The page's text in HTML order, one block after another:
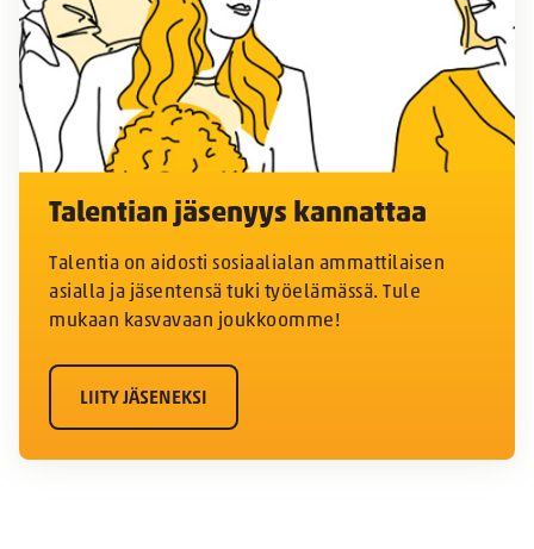
Talentian jäsenyys kannattaa
Talentia on aidosti sosiaalialan ammattilaisen
asialla ja jäsentensä tuki työelämässä. Tule
mukaan kasvavaan joukkoomme!
LIITY JÄSENEKSI